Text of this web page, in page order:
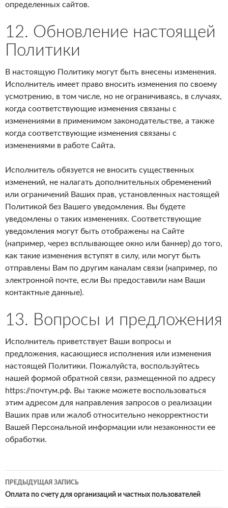
определенных сайтов.
12. Обновление настоящей
Политики
В настоящую Политику могут быть внесены изменения.
Исполнитель имеет право вносить изменения по своему
усмотрению, в том числе, но не ограничиваясь, в случаях,
когда соответствующие изменения связаны с
изменениями в применимом законодательстве, а также
когда соответствующие изменения связаны с
изменениями в работе Сайта.
Исполнитель обязуется не вносить существенных
изменений, не налагать дополнительных обременений
или ограничений Ваших прав, установленных настоящей
Политикой без Вашего уведомления. Вы будете
уведомлены о таких изменениях. Соответствующие
уведомления могут быть отображены на Сайте
(например, через всплывающее окно или баннер) до того,
как такие изменения вступят в силу, или могут быть
отправлены Вам по другим каналам связи (например, по
электронной почте, если Вы предоставили нам Ваши
контактные данные).
13. Вопросы и предложения
Исполнитель приветствует Ваши вопросы и
предложения, касающиеся исполнения или изменения
настоящей Политики. Пожалуйста, воспользуйтесь
нашей формой обратной связи, размещенной по адресу
https://почтум.рф. Вы также можете воспользоваться
этим адресом для направления запросов о реализации
Ваших прав или жалоб относительно некорректности
Вашей Персональной информации или незаконности ее
обработки.
Навигация
ПРЕДЫДУЩАЯ ЗАПИСЬ
Оплата по счету для организаций и частных пользователей